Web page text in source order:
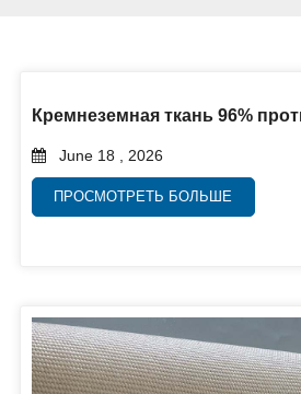
June 18 , 2026
ПРОСМОТРЕТЬ БОЛЬШЕ